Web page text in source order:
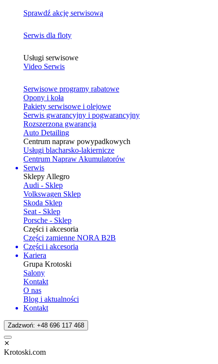
Sprawdź akcję serwisową
Serwis dla floty
Usługi serwisowe
Video Serwis
Serwisowe programy rabatowe
Opony i koła
Pakiety serwisowe i olejowe
Serwis gwarancyjny i pogwarancyjny
Rozszerzona gwarancja
Auto Detailing
Centrum napraw powypadkowych
Usługi blacharsko-lakiernicze
Centrum Napraw Akumulatorów
Serwis
Sklepy Allegro
Audi - Sklep
Volkswagen Sklep
Skoda Sklep
Seat - Sklep
Porsche - Sklep
Części i akcesoria
Części zamienne NORA B2B
Części i akcesoria
Kariera
Grupa Krotoski
Salony
Kontakt
O nas
Blog i aktualności
Kontakt
Zadzwoń: +48 696 117 468
Krotoski.com